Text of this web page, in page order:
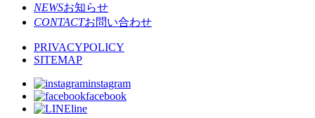
NEWSお知らせ
CONTACTお問い合わせ
PRIVACYPOLICY
SITEMAP
instagram
facebook
line